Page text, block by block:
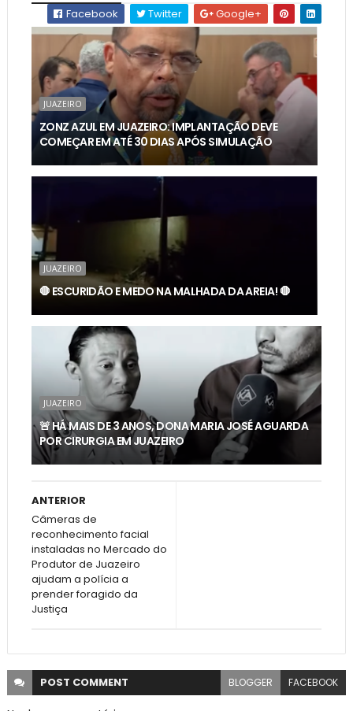
Facebook Twitter Google+
JUAZEIRO
ZONZ AZUL EM JUAZEIRO: IMPLANTAÇÃO DEVE
COMEÇAR EM ATÉ 30 DIAS APÓS SIMULAÇÃO
JUAZEIRO
🛑 ESCURIDÃO E MEDO NA MALHADA DA AREIA! 🛑
JUAZEIRO
🚨 HÁ MAIS DE 3 ANOS, DONA MARIA JOSÉ AGUARDA
POR CIRURGIA EM JUAZEIRO
ANTERIOR
Câmeras de
reconhecimento facial
instaladas no Mercado do
Produtor de Juazeiro
ajudam a polícia a
prender foragido da
Justiça
POST COMMENT BLOGGER FACEBOOK